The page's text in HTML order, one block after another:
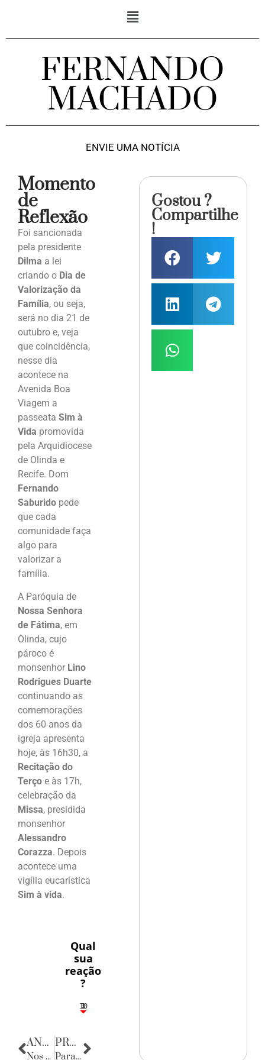
FERNANDO
MACHADO
ENVIE UMA NOTÍCIA
Momento
de
Reflexão
Foi sancionada
pela presidente
Dilma a lei
criando o Dia de
Valorização da
Família, ou seja,
será no dia 21 de
outubro e, veja
que coincidência,
nesse dia
acontece na
Avenida Boa
Viagem a
passeata Sim à
Vida promovida
pela Arquidiocese
de Olinda e
Recife. Dom
Fernando
Saburido pede
que cada
comunidade faça
algo para
valorizar a
família.
A Paróquia de
Nossa Senhora
de Fátima, em
Olinda, cujo
pároco é
monsenhor Lino
Rodrigues Duarte
continuando as
comemorações
dos 60 anos da
igreja apresenta
hoje, às 16h30, a
Recitação do
Terço e às 17h,
celebração da
Missa, presidida
monsenhor
Alessandro
Corazza. Depois
acontece uma
vigília eucarística
Sim à vida.
Qual
sua
reação
?
3
1
1
2
10
ANTERIOR
Nos bastidores da política
PRÓXIMA
Parabéns, Frei Rinaldo!
Gostou ?
Compartilhe
!